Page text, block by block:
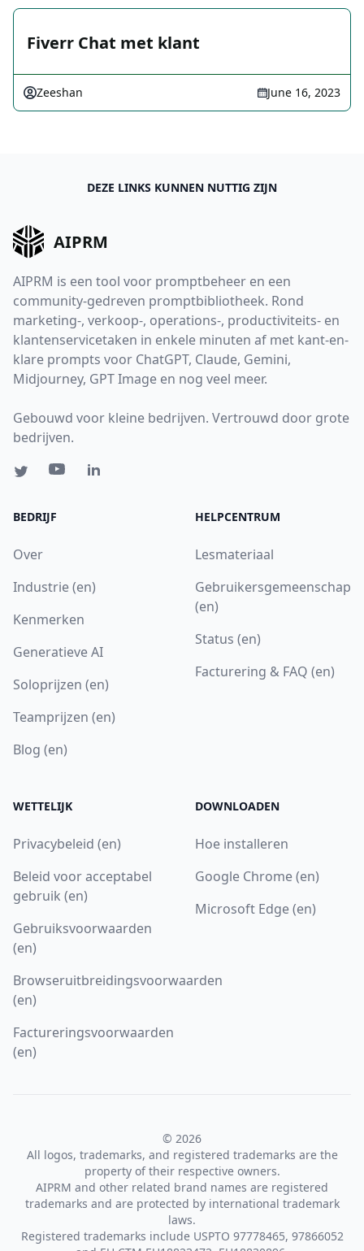
Fiverr Chat met klant
Zeeshan June 16, 2023
DEZE LINKS KUNNEN NUTTIG ZIJN
AIPRM
AIPRM is een tool voor promptbeheer en een
community-gedreven promptbibliotheek. Rond
marketing-, verkoop-, operations-, productiviteits- en
klantenservicetaken in enkele minuten af met kant-en-
klare prompts voor ChatGPT, Claude, Gemini,
Midjourney, GPT Image en nog veel meer.
Gebouwd voor kleine bedrijven. Vertrouwd door grote
bedrijven.
BEDRIJF
Over
Industrie (en)
Kenmerken
Generatieve AI
Soloprijzen (en)
Teamprijzen (en)
Blog (en)
HELPCENTRUM
Lesmateriaal
Gebruikersgemeenschap
(en)
Status (en)
Facturering & FAQ (en)
WETTELIJK
Privacybeleid (en)
Beleid voor acceptabel
gebruik (en)
Gebruiksvoorwaarden
(en)
Browseruitbreidingsvoorwaarden
(en)
Factureringsvoorwaarden
(en)
DOWNLOADEN
Hoe installeren
Google Chrome (en)
Microsoft Edge (en)
© 2026
All logos, trademarks, and registered trademarks are the
property of their respective owners.
AIPRM and other related brand names are registered
trademarks and are protected by international trademark
laws.
Registered trademarks include USPTO 97778465, 97866052